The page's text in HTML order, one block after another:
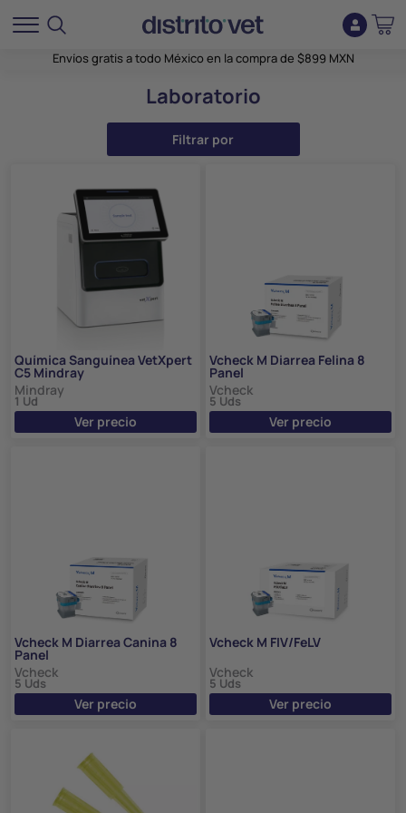
Envíos gratis a todo México en la compra de $899 MXN
Laboratorio
Filtrar por
Química Sanguínea VetXpert
C5 Mindray
Mindray
1 Ud
Ver precio
Vcheck M Diarrea Felina 8
Panel
Vcheck
5 Uds
Ver precio
Vcheck M Diarrea Canina 8
Panel
Vcheck
5 Uds
Ver precio
Vcheck M FIV/FeLV
Vcheck
5 Uds
Ver precio